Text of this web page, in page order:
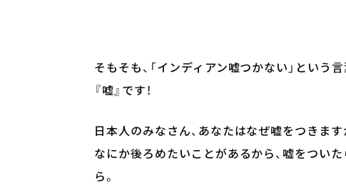
そもそも、「インディアン嘘つかない」という
『嘘』です！
日本人のみなさん、あなたはなぜ嘘をつきます
なにか後ろめたいことがあるから、嘘をつい
ら。